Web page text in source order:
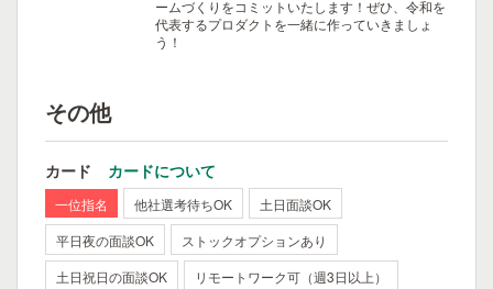
ームづくりをコミットいたします！ぜひ、令和を
代表するプロダクトを一緒に作っていきましょ
う！
その他
カード カードについて
一位指名 他社選考待ちOK
土日面談OK
平日夜の面談OK
ストックオプションあり
土日祝日の面談OK
リモートワーク可（週3日以上）